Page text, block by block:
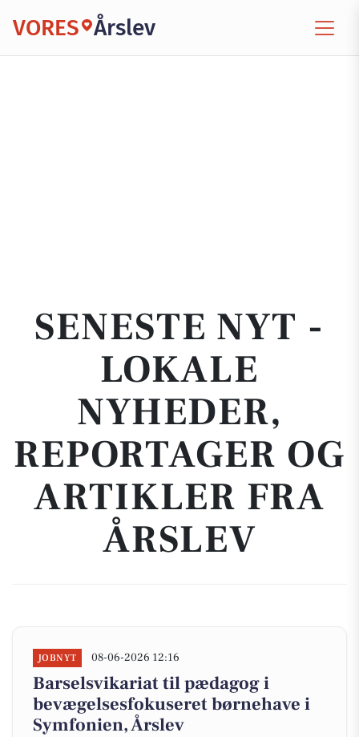
VORES Årslev
SENESTE NYT -
LOKALE
NYHEDER,
REPORTAGER OG
ARTIKLER FRA
ÅRSLEV
JOBNYT 08-06-2026 12:16
Barselsvikariat til pædagog i
bevægelsesfokuseret børnehave i
Symfonien, Årslev